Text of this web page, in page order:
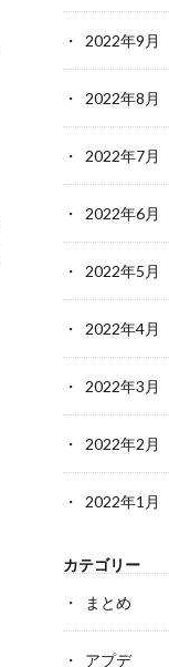
2022年9月
2022年8月
2022年7月
2022年6月
2022年5月
2022年4月
2022年3月
2022年2月
2022年1月
カテゴリー
まとめ
アプデ